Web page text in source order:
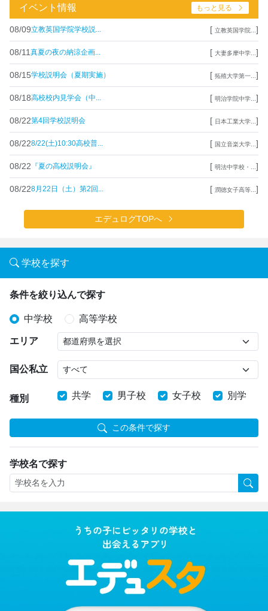
イベント情報 もっと見る
08/09立教英国学院学校説... [ 立教英国学院... ]
08/11 真夏の夜の納涼企画... [ 大妻多摩中学... ]
08/15学校説明会（夏期実施） [ 拓殖大学第一... ]
08/18高校校内見学会（中... [ 明治学院中学... ]
08/22第4回学校説明会 [ 日本工業大学... ]
08/228/22(土)10:30高校普... [ 国立音楽大学... ]
08/22 『夏の高校説明会』 [ 明法中学校・... ]
08/228月22日（土）第2回... [ 潤徳女子高等... ]
エデュログTOPへ
学校を探す
条件を絞り込んで探す
中学校 高等学校
エリア
国公私立
種別 共学 男子校 女子校 別学
この条件で探す
学校名で探す